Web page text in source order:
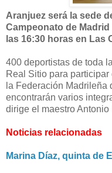
Aranjuez será la sede
Campeonato de
las 16:30 horas en Las
400 deportistas de toda
Real Sitio para
la Federación Madrileña
encontrarán varios
dirige el maestro Antonio
Noticias relacionadas
Marina Díaz, quinta de